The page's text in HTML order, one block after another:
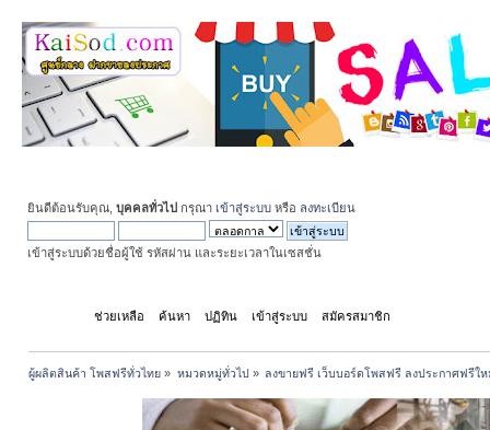
ยินดีต้อนรับคุณ, บุคคลทั่วไป กรุณา เข้าสู่ระบบ หรือ ลงทะเบียน
เข้าสู่ระบบด้วยชื่อผู้ใช้ รหัสผ่าน และระยะเวลาในเซสชั่น
ช่วยเหลือ ค้นหา ปฏิทิน เข้าสู่ระบบ สมัครสมาชิก
ผู้ผลิตสินค้า โพสฟรีทั่วไทย » หมวดหมู่ทั่วไป» ลงขายฟรี เว็บบอร์ดโพสฟรี ลงประกาศฟรีให